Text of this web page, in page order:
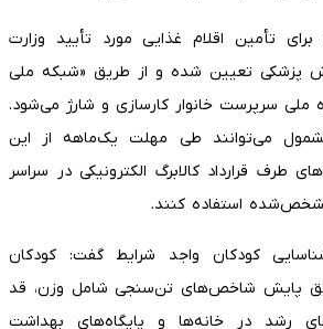
تأمین اقلام غذایی مورد تأیید وزارت
پزشکی تعیین شده و از طریق «شبکه ملی
ملی سرپرست خانوار کارسازی و شارژ می‌شود.
می‌توانند طی مهلت یک‌ماهه از این
طرف قرارداد کالابرگ الکترونیکی در سراسر
استفاده کنند.
کودکان واجد شرایط گفت: کودکان
پایش شاخص‌های تن‌سنجی شامل وزن، قد
رشد در خانه‌ها و پایگاه‌های بهداشت